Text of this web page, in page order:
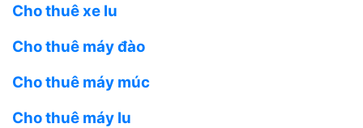
Cho thuê xe lu
Cho thuê máy đào
Cho thuê máy múc
Cho thuê máy lu